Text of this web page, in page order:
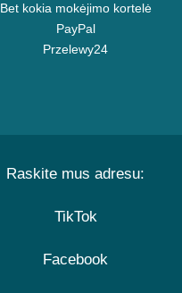
Bet kokia mokėjimo kortelė
PayPal
Przelewy24
Raskite mus adresu:
TikTok
Facebook